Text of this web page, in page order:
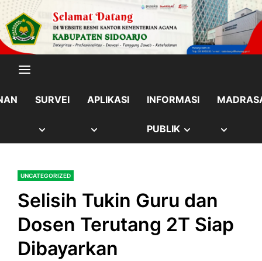
content
Skip
to
content
SURVEI APLIKASI INFORMASI
PUBLIK SHOW
UNCATEGORIZED
Selisih Tukin Guru dan
Dosen Terutang 2T Siap
Dibayarkan